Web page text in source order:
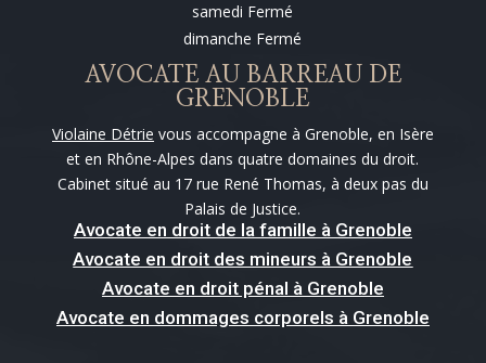
samedi Fermé
dimanche Fermé
AVOCATE AU BARREAU DE
GRENOBLE
Violaine Détrie vous accompagne à Grenoble, en Isère
et en Rhône-Alpes dans quatre domaines du droit.
Cabinet situé au 17 rue René Thomas, à deux pas du
Palais de Justice.
Avocate en droit de la famille à Grenoble
Avocate en droit des mineurs à Grenoble
Avocate en droit pénal à Grenoble
Avocate en dommages corporels à Grenoble